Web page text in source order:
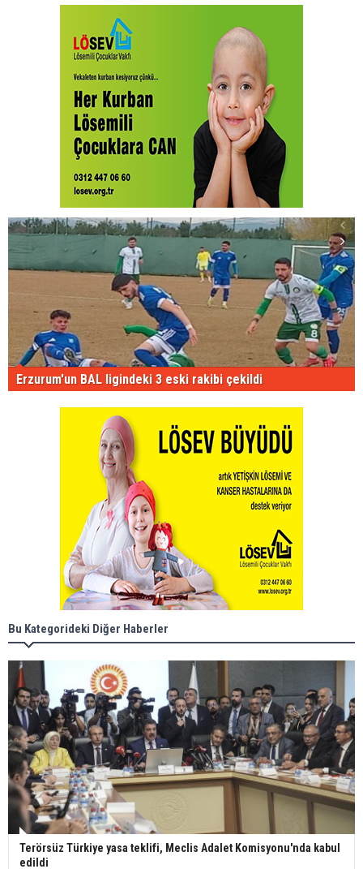
Erzurum'un BAL ligindeki 3 eski rakibi çekildi
Bu Kategorideki Diğer Haberler
Terörsüz Türkiye yasa teklifi, Meclis Adalet Komisyonu'nda kabul
edildi